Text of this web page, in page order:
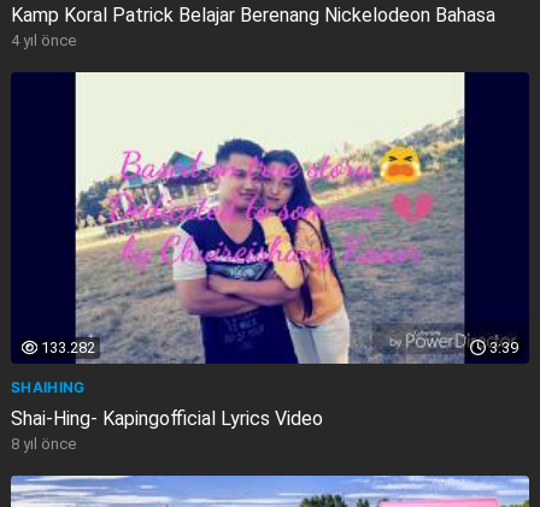
Kamp Koral Patrick Belajar Berenang Nickelodeon Bahasa
4 yıl önce
3:39
133.282
SHAIHING
Shai-Hing- Kapingofficial Lyrics Video
8 yıl önce